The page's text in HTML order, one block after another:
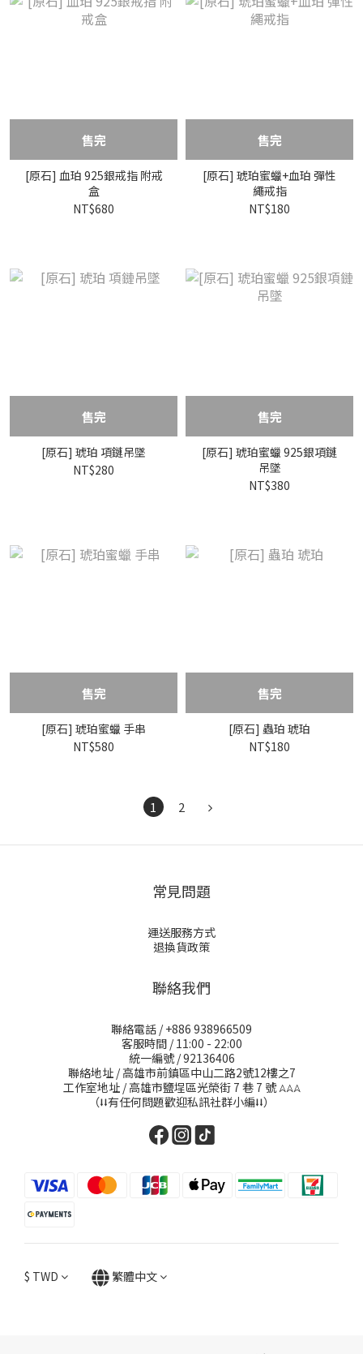
售完
[原石] 血珀 925銀戒指 附戒
盒
NT$680
售完
[原石] 琥珀蜜蠟+血珀 彈性
繩戒指
NT$180
售完
[原石] 琥珀 項鏈吊墜
NT$280
售完
[原石] 琥珀蜜蠟 925銀項鏈
吊墜
NT$380
售完
[原石] 琥珀蜜蠟 手串
NT$580
售完
[原石] 蟲珀 琥珀
NT$180
1 2
常見問題
運送服務方式
退換貨政策
聯絡我們
聯絡電話 / +886 938966509
客服時間 / 11:00 - 22:00
統一編號 / 92136406
聯絡地址 / 高雄市前鎮區中山二路2號12樓之7
工作室地址 / 高雄市鹽埕區光榮街 7 巷 7 號𖤂𖤂𖤂
（⭣⭣有任何問題歡迎私訊社群小編⭣⭣）
$ TWD 繁體中文